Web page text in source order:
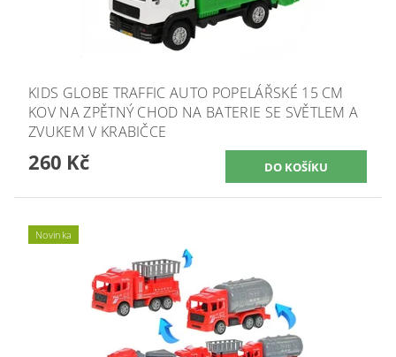
KIDS GLOBE TRAFFIC AUTO POPELÁŘSKÉ 15 CM
KOV NA ZPĚTNÝ CHOD NA BATERIE SE SVĚTLEM A
ZVUKEM V KRABIČCE
260 Kč
Novinka